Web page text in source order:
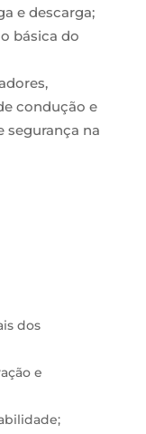
e descarga;
básica do
condução e
segurança na
dos
e